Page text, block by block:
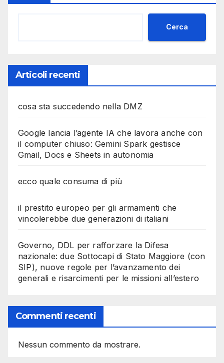
Cerca
Articoli recenti
cosa sta succedendo nella DMZ
Google lancia l’agente IA che lavora anche con
il computer chiuso: Gemini Spark gestisce
Gmail, Docs e Sheets in autonomia
ecco quale consuma di più
il prestito europeo per gli armamenti che
vincolerebbe due generazioni di italiani
Governo, DDL per rafforzare la Difesa
nazionale: due Sottocapi di Stato Maggiore (con
SIP), nuove regole per l’avanzamento dei
generali e risarcimenti per le missioni all’estero
Commenti recenti
Nessun commento da mostrare.